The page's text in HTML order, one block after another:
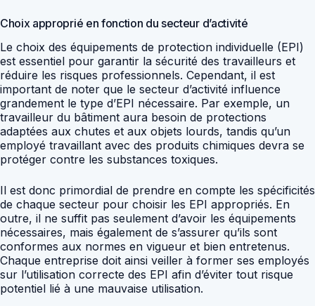
Choix approprié en fonction du secteur d’activité
Le choix des équipements de protection individuelle (EPI)
est essentiel pour garantir la sécurité des travailleurs et
réduire les risques professionnels. Cependant, il est
important de noter que le secteur d’activité influence
grandement le type d’EPI nécessaire. Par exemple, un
travailleur du bâtiment aura besoin de protections
adaptées aux chutes et aux objets lourds, tandis qu’un
employé travaillant avec des produits chimiques devra se
protéger contre les substances toxiques.
Il est donc primordial de prendre en compte les spécificités
de chaque secteur pour choisir les EPI appropriés. En
outre, il ne suffit pas seulement d’avoir les équipements
nécessaires, mais également de s’assurer qu’ils sont
conformes aux normes en vigueur et bien entretenus.
Chaque entreprise doit ainsi veiller à former ses employés
sur l’utilisation correcte des EPI afin d’éviter tout risque
potentiel lié à une mauvaise utilisation.